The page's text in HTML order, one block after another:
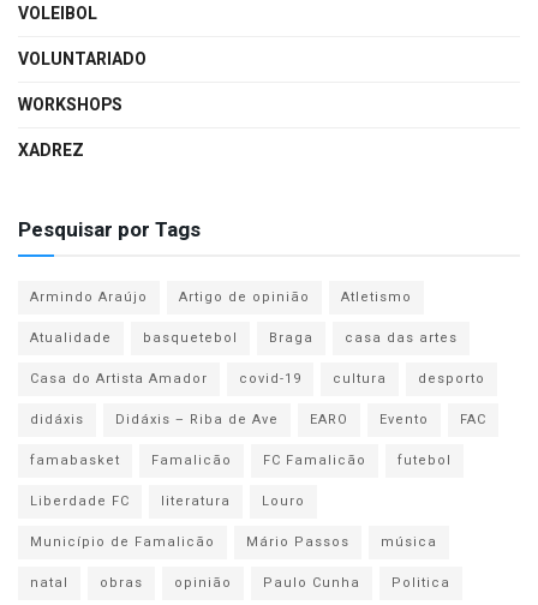
VOLEIBOL
VOLUNTARIADO
WORKSHOPS
XADREZ
Pesquisar por Tags
Armindo Araújo Artigo de opinião
Atletismo
Atualidade
basquetebol Braga
casa das artes
Casa do Artista Amador
covid-19 cultura
desporto
didáxis
Didáxis – Riba de Ave EARO Evento
FAC
famabasket
Famalicão FC Famalicão
futebol
Liberdade FC
literatura
Louro
Município de Famalicão
Mário Passos
música
natal
obras opinião Paulo Cunha
Politica